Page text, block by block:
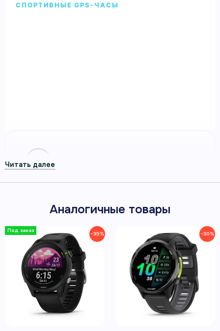
СПОРТИВНЫЕ GPS-ЧАСЫ
ДО 12 ДНЕЙ В РЕЖИМЕ СМАРТ-
ЧАСОВ И ДО 26 ЧАСОВ С GPS
Профиль триатлона и более 30
Аналогичные товары
−35% −30%